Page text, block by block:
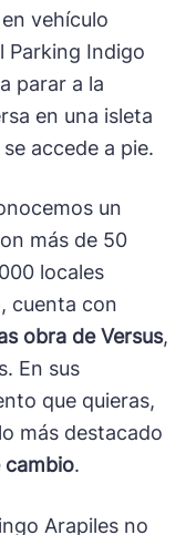
vehículo
Parking Indigo
parar a la
en una isleta
accede a pie.
un
más de 50
locales
cuenta con
obra de Versus,
En sus
que quieras,
más destacado
cambio.
Arapiles no